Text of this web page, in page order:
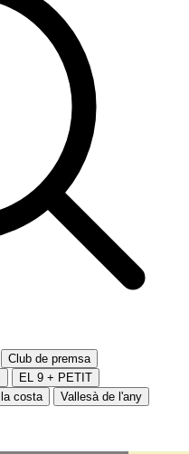
Club de premsa
EL 9 + PETIT
la costa Vallesà de l'any